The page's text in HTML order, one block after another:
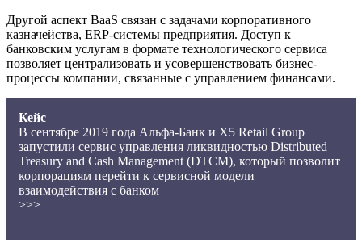
Другой аспект BaaS связан с задачами корпоративного
казначейства, ERP-системы предприятия. Доступ к
банковским услугам в формате технологического сервиса
позволяет централизовать и усовершенствовать бизнес-
процессы компании, связанные с управлением финансами.
Кейс
В сентябре 2019 года Альфа-Банк и X5 Retail Group
запустили сервис управления ликвидностью Distributed
Treasury and Cash Management (DTCM), который позволит
корпорациям перейти к сервисной модели
взаимодействия с банком
>>>